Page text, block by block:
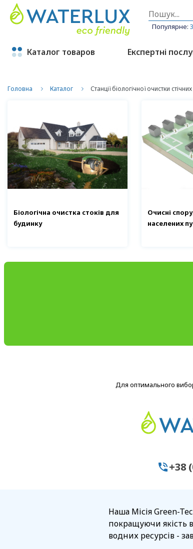
Популярне:
Каталог товаров Експертні
Головна Каталог Станції біологічної очистки
Біологічна очистка стоків для
будинку
Очисні
населених
Для оптимального
+38
Наша Місія Green-
покращуючи якість
водних ресурсів -